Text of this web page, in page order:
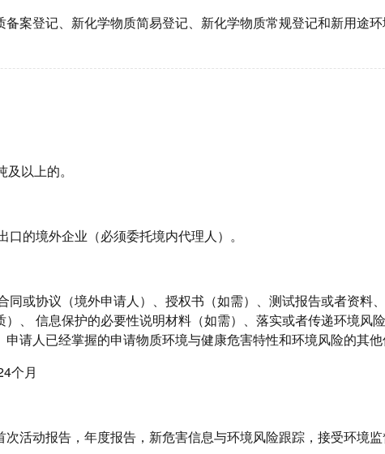
案登记、新化学物质简易登记、新化学物质常规登记和新用途环
以上的。
的境外企业（必须委托境内代理人）。
同或协议（境外申请人）、授权书（如需）、测试报告或者资料
、 信息保护的必要性说明材料（如需）、落实或者传递环境风
请人已经掌握的申请物质环境与健康危害特性和环境风险的其
个月
活动报告，年度报告，新危害信息与环境风险跟踪，接受环境监